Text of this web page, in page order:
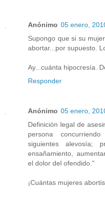
Anónimo 05 enero,
Supongo que si su
abortar...por supuesto.
Ay...cuánta hipocresía.
Responder
Anónimo 05 enero,
Definición legal de
persona
siguientes alevosía;
ensañamiento,
el dolor del ofendido."
¡Cuántas mujeres